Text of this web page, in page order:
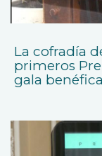
La cofradía
primeros
gala benéfica